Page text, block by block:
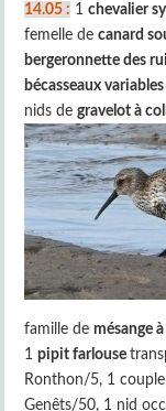
14.05 : 1chevalier
femelle decanard
bergeronnette des
bécasseaux variables
nids degravelot à
famille demésange
1pipit farlouse
Ronthon/5, 1
Genêts/50, 1 nid